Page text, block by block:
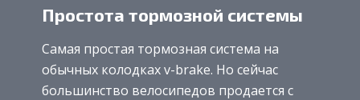
Простота тормозной системы
Самая простая тормозная система на
обычных колодках v-brake. Но сейчас
большинство велосипедов продается с